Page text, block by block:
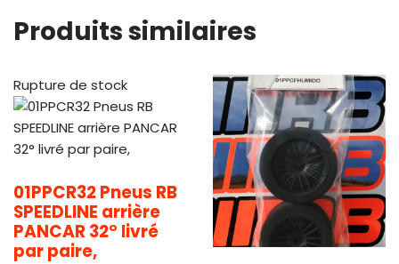
Produits similaires
Rupture de stock
01PPCR32 Pneus RB
SPEEDLINE arrière
PANCAR 32° livré
par paire,